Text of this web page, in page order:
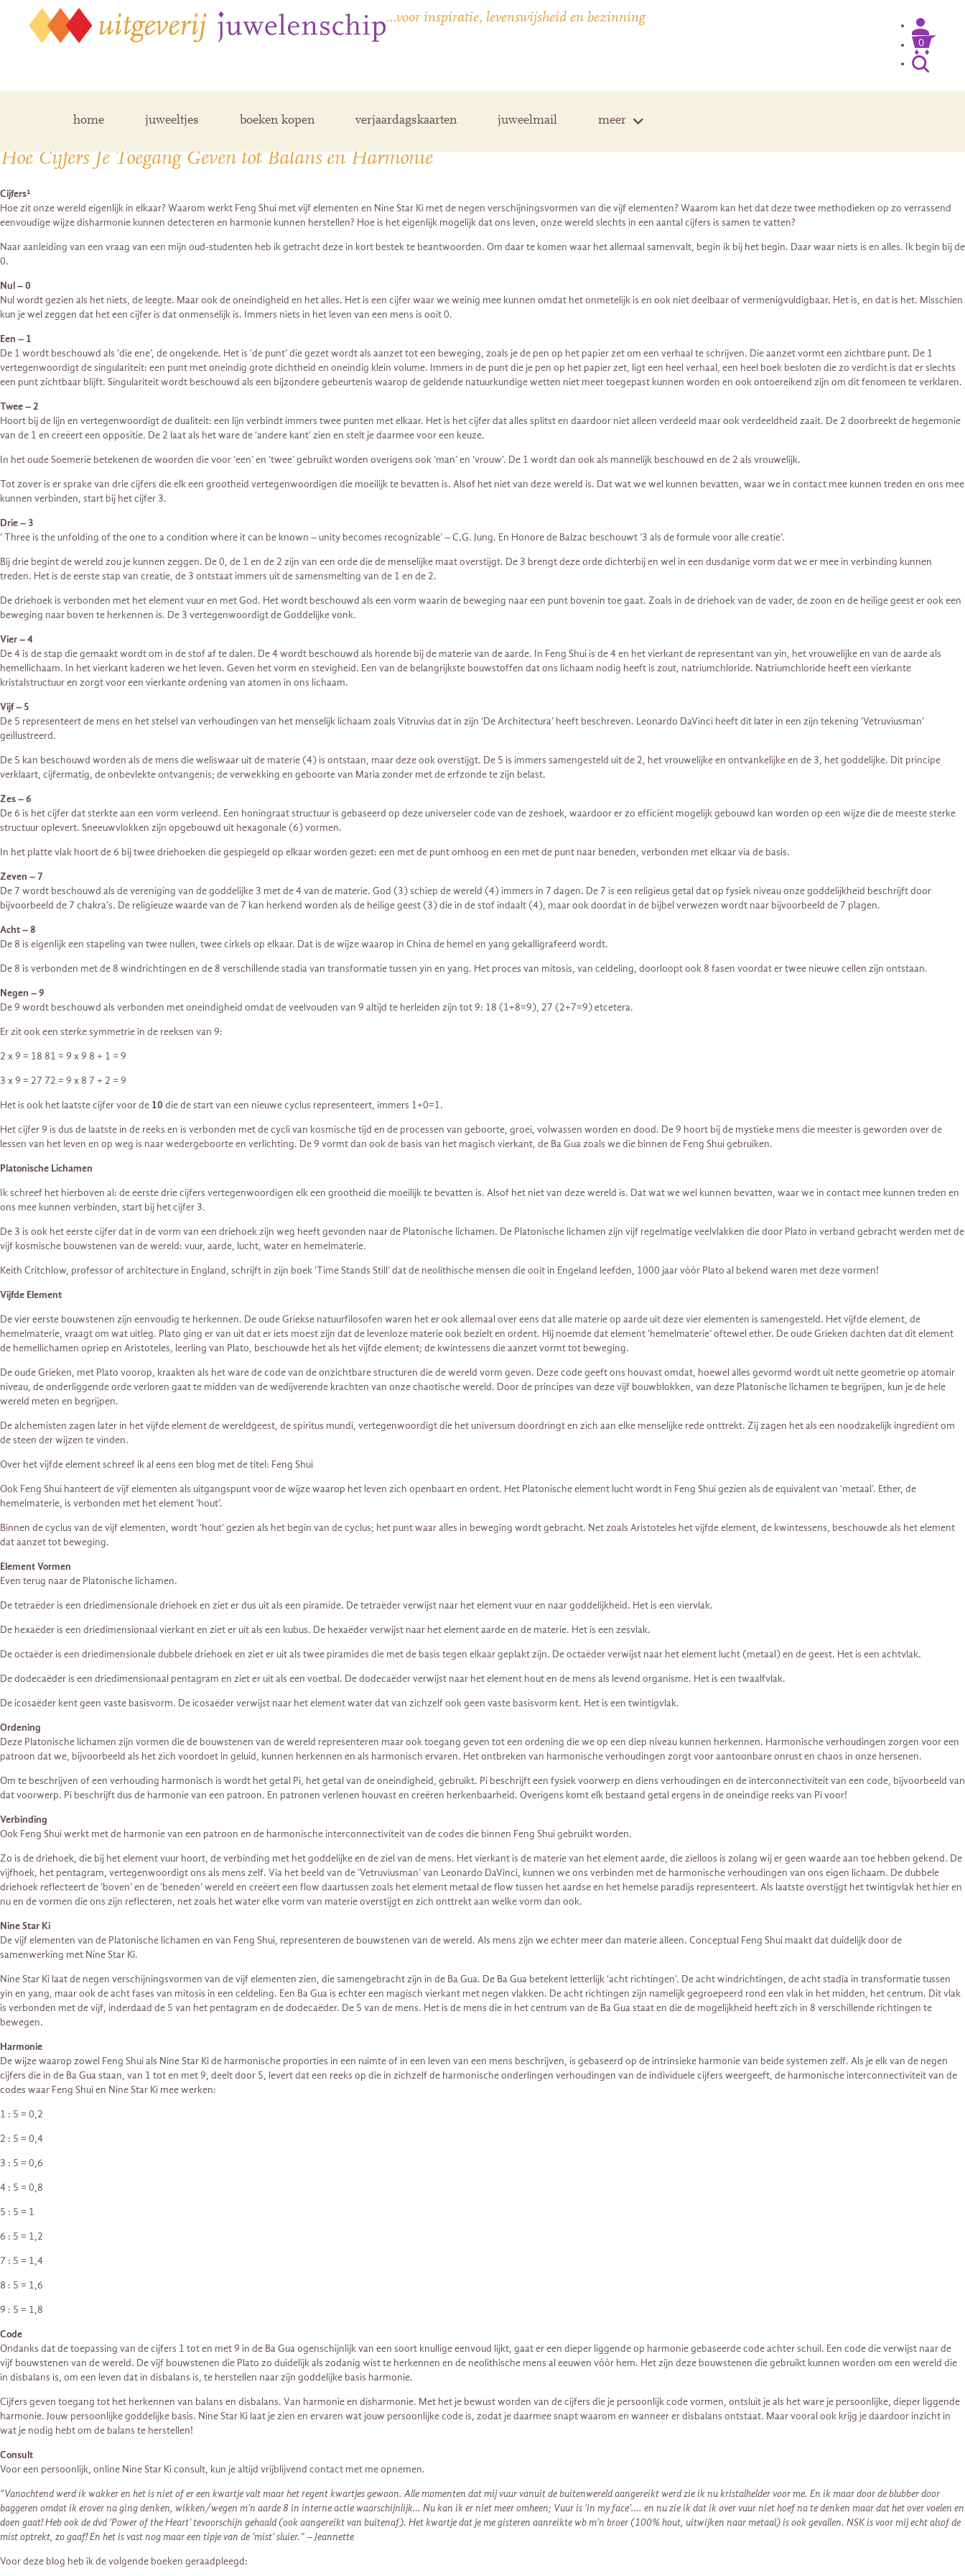
…voor inspiratie, levenswijsheid en bezinning
0
home juweeltjes boeken kopen verjaardagskaarten juweelmail meer
Posts Tagged ‘Feng Shui’
Hoe Cijfers Je Toegang Geven tot Balans en Harmonie
Cijfers¹
Hoe zit onze wereld eigenlijk in elkaar? Waarom werkt Feng Shui met vijf elementen en Nine Star Ki met de negen verschijningsvormen van die vijf elementen? Waarom kan het dat deze twee methodieken op zo verrassend
eenvoudige wijze disharmonie kunnen detecteren en harmonie kunnen herstellen? Hoe is het eigenlijk mogelijk dat ons leven, onze wereld slechts in een aantal cijfers is samen te vatten?
Naar aanleiding van een vraag van een mijn oud-studenten heb ik getracht deze in kort bestek te beantwoorden. Om daar te komen waar het allemaal samenvalt, begin ik bij het begin. Daar waar niets is en alles. Ik begin bij de
0.
Nul – 0
Nul wordt gezien als het niets, de leegte. Maar ook de oneindigheid en het alles. Het is een cijfer waar we weinig mee kunnen omdat het onmetelijk is en ook niet deelbaar of vermenigvuldigbaar. Het is, en dat is het. Misschien
kun je wel zeggen dat het een cijfer is dat onmenselijk is. Immers niets in het leven van een mens is ooit 0.
Een – 1
De 1 wordt beschouwd als ‘die ene’, de ongekende. Het is ‘de punt’ die gezet wordt als aanzet tot een beweging, zoals je de pen op het papier zet om een verhaal te schrijven. Die aanzet vormt een zichtbare punt. De 1
vertegenwoordigt de singulariteit: een punt met oneindig grote dichtheid en oneindig klein volume. Immers in de punt die je pen op het papier zet, ligt een heel verhaal, een heel boek besloten die zo verdicht is dat er slechts
een punt zichtbaar blijft. Singulariteit wordt beschouwd als een bijzondere gebeurtenis waarop de geldende natuurkundige wetten niet meer toegepast kunnen worden en ook ontoereikend zijn om dit fenomeen te verklaren.
Twee – 2
Hoort bij de lijn en vertegenwoordigt de dualiteit: een lijn verbindt immers twee punten met elkaar. Het is het cijfer dat alles splitst en daardoor niet alleen verdeeld maar ook verdeeldheid zaait. De 2 doorbreekt de hegemonie
van de 1 en creëert een oppositie. De 2 laat als het ware de ‘andere kant’ zien en stelt je daarmee voor een keuze.
In het oude Soemerië betekenen de woorden die voor ‘een’ en ‘twee’ gebruikt worden overigens ook ‘man’ en ‘vrouw’. De 1 wordt dan ook als mannelijk beschouwd en de 2 als vrouwelijk.
Tot zover is er sprake van drie cijfers die elk een grootheid vertegenwoordigen die moeilijk te bevatten is. Alsof het niet van deze wereld is. Dat wat we wel kunnen bevatten, waar we in contact mee kunnen treden en ons mee
kunnen verbinden, start bij het cijfer 3.
Drie – 3
‘ Three is the unfolding of the one to a condition where it can be known – unity becomes recognizable’ – C.G. Jung. En Honore de Balzac beschouwt ‘3 als de formule voor alle creatie’.
Bij drie begint de wereld zou je kunnen zeggen. De 0, de 1 en de 2 zijn van een orde die de menselijke maat overstijgt. De 3 brengt deze orde dichterbij en wel in een dusdanige vorm dat we er mee in verbinding kunnen
treden. Het is de eerste stap van creatie, de 3 ontstaat immers uit de samensmelting van de 1 en de 2.
De driehoek is verbonden met het element vuur en met God. Het wordt beschouwd als een vorm waarin de beweging naar een punt bovenin toe gaat. Zoals in de driehoek van de vader, de zoon en de heilige geest er ook een
beweging naar boven te herkennen is. De 3 vertegenwoordigt de Goddelijke vonk.
Vier – 4
De 4 is de stap die gemaakt wordt om in de stof af te dalen. De 4 wordt beschouwd als horende bij de materie van de aarde. In Feng Shui is de 4 en het vierkant de representant van yin, het vrouwelijke en van de aarde als
hemellichaam. In het vierkant kaderen we het leven. Geven het vorm en stevigheid. Een van de belangrijkste bouwstoffen dat ons lichaam nodig heeft is zout, natriumchloride. Natriumchloride heeft een vierkante
kristalstructuur en zorgt voor een vierkante ordening van atomen in ons lichaam.
Vijf – 5
De 5 representeert de mens en het stelsel van verhoudingen van het menselijk lichaam zoals Vitruvius dat in zijn ‘De Architectura’ heeft beschreven. Leonardo DaVinci heeft dit later in een zijn tekening ‘Vetruviusman’
geïllustreerd.
De 5 kan beschouwd worden als de mens die weliswaar uit de materie (4) is ontstaan, maar deze ook overstijgt. De 5 is immers samengesteld uit de 2, het vrouwelijke en ontvankelijke en de 3, het goddelijke. Dit principe
verklaart, cijfermatig, de onbevlekte ontvangenis; de verwekking en geboorte van Maria zonder met de erfzonde te zijn belast.
Zes – 6
De 6 is het cijfer dat sterkte aan een vorm verleend. Een honingraat structuur is gebaseerd op deze universeler code van de zeshoek, waardoor er zo efficiënt mogelijk gebouwd kan worden op een wijze die de meeste sterke
structuur oplevert. Sneeuwvlokken zijn opgebouwd uit hexagonale (6) vormen.
In het platte vlak hoort de 6 bij twee driehoeken die gespiegeld op elkaar worden gezet: een met de punt omhoog en een met de punt naar beneden, verbonden met elkaar via de basis.
Zeven – 7
De 7 wordt beschouwd als de vereniging van de goddelijke 3 met de 4 van de materie. God (3) schiep de wereld (4) immers in 7 dagen. De 7 is een religieus getal dat op fysiek niveau onze goddelijkheid beschrijft door
bijvoorbeeld de 7 chakra’s. De religieuze waarde van de 7 kan herkend worden als de heilige geest (3) die in de stof indaalt (4), maar ook doordat in de bijbel verwezen wordt naar bijvoorbeeld de 7 plagen.
Acht – 8
De 8 is eigenlijk een stapeling van twee nullen, twee cirkels op elkaar. Dat is de wijze waarop in China de hemel en yang gekalligrafeerd wordt.
De 8 is verbonden met de 8 windrichtingen en de 8 verschillende stadia van transformatie tussen yin en yang. Het proces van mitosis, van celdeling, doorloopt ook 8 fasen voordat er twee nieuwe cellen zijn ontstaan.
Negen – 9
De 9 wordt beschouwd als verbonden met oneindigheid omdat de veelvouden van 9 altijd te herleiden zijn tot 9: 18 (1+8=9), 27 (2+7=9) etcetera.
Er zit ook een sterke symmetrie in de reeksen van 9:
2 x 9 = 18 81 = 9 x 9 8 + 1 = 9
3 x 9 = 27 72 = 9 x 8 7 + 2 = 9
Het is ook het laatste cijfer voor de 10 die de start van een nieuwe cyclus representeert, immers 1+0=1.
Het cijfer 9 is dus de laatste in de reeks en is verbonden met de cycli van kosmische tijd en de processen van geboorte, groei, volwassen worden en dood. De 9 hoort bij de mystieke mens die meester is geworden over de
lessen van het leven en op weg is naar wedergeboorte en verlichting. De 9 vormt dan ook de basis van het magisch vierkant, de Ba Gua zoals we die binnen de Feng Shui gebruiken.
Platonische Lichamen
Ik schreef het hierboven al: de eerste drie cijfers vertegenwoordigen elk een grootheid die moeilijk te bevatten is. Alsof het niet van deze wereld is. Dat wat we wel kunnen bevatten, waar we in contact mee kunnen treden en
ons mee kunnen verbinden, start bij het cijfer 3.
De 3 is ook het eerste cijfer dat in de vorm van een driehoek zijn weg heeft gevonden naar de Platonische lichamen. De Platonische lichamen zijn vijf regelmatige veelvlakken die door Plato in verband gebracht werden met de
vijf kosmische bouwstenen van de wereld: vuur, aarde, lucht, water en hemelmaterie.
Keith Critchlow, professor of architecture in England, schrijft in zijn boek ‘Time Stands Still’ dat de neolithische mensen die ooit in Engeland leefden, 1000 jaar vóór Plato al bekend waren met deze vormen!
Vijfde Element
De vier eerste bouwstenen zijn eenvoudig te herkennen. De oude Griekse natuurfilosofen waren het er ook allemaal over eens dat alle materie op aarde uit deze vier elementen is samengesteld. Het vijfde element, de
hemelmaterie, vraagt om wat uitleg. Plato ging er van uit dat er iets moest zijn dat de levenloze materie ook bezielt en ordent. Hij noemde dat element ‘hemelmaterie’ oftewel ether. De oude Grieken dachten dat dit element
de hemellichamen opriep en Aristoteles, leerling van Plato, beschouwde het als het vijfde element; de kwintessens die aanzet vormt tot beweging.
De oude Grieken, met Plato voorop, kraakten als het ware de code van de onzichtbare structuren die de wereld vorm geven. Deze code geeft ons houvast omdat, hoewel alles gevormd wordt uit nette geometrie op atomair
niveau, de onderliggende orde verloren gaat te midden van de wedijverende krachten van onze chaotische wereld. Door de principes van deze vijf bouwblokken, van deze Platonische lichamen te begrijpen, kun je de hele
wereld meten en begrijpen.
De alchemisten zagen later in het vijfde element de wereldgeest, de spiritus mundi, vertegenwoordigt die het universum doordringt en zich aan elke menselijke rede onttrekt. Zij zagen het als een noodzakelijk ingrediënt om
de steen der wijzen te vinden.
Over het vijfde element schreef ik al eens een blog met de titel: Feng Shui
Ook Feng Shui hanteert de vijf elementen als uitgangspunt voor de wijze waarop het leven zich openbaart en ordent. Het Platonische element lucht wordt in Feng Shui gezien als de equivalent van ‘metaal’. Ether, de
hemelmaterie, is verbonden met het element ‘hout’.
Binnen de cyclus van de vijf elementen, wordt ‘hout’ gezien als het begin van de cyclus; het punt waar alles in beweging wordt gebracht. Net zoals Aristoteles het vijfde element, de kwintessens, beschouwde als het element
dat aanzet tot beweging.
Element Vormen
Even terug naar de Platonische lichamen.
De tetraëder is een driedimensionale driehoek en ziet er dus uit als een piramide. De tetraëder verwijst naar het element vuur en naar goddelijkheid. Het is een viervlak.
De hexaëder is een driedimensionaal vierkant en ziet er uit als een kubus. De hexaëder verwijst naar het element aarde en de materie. Het is een zesvlak.
De octaëder is een driedimensionale dubbele driehoek en ziet er uit als twee piramides die met de basis tegen elkaar geplakt zijn. De octaëder verwijst naar het element lucht (metaal) en de geest. Het is een achtvlak.
De dodecaëder is een driedimensionaal pentagram en ziet er uit als een voetbal. De dodecaëder verwijst naar het element hout en de mens als levend organisme. Het is een twaalfvlak.
De icosaëder kent geen vaste basisvorm. De icosaëder verwijst naar het element water dat van zichzelf ook geen vaste basisvorm kent. Het is een twintigvlak.
Ordening
Deze Platonische lichamen zijn vormen die de bouwstenen van de wereld representeren maar ook toegang geven tot een ordening die we op een diep niveau kunnen herkennen. Harmonische verhoudingen zorgen voor een
patroon dat we, bijvoorbeeld als het zich voordoet in geluid, kunnen herkennen en als harmonisch ervaren. Het ontbreken van harmonische verhoudingen zorgt voor aantoonbare onrust en chaos in onze hersenen.
Om te beschrijven of een verhouding harmonisch is wordt het getal Pi, het getal van de oneindigheid, gebruikt. Pi beschrijft een fysiek voorwerp en diens verhoudingen en de interconnectiviteit van een code, bijvoorbeeld van
dat voorwerp. Pi beschrijft dus de harmonie van een patroon. En patronen verlenen houvast en creëren herkenbaarheid. Overigens komt elk bestaand getal ergens in de oneindige reeks van Pi voor!
Verbinding
Ook Feng Shui werkt met de harmonie van een patroon en de harmonische interconnectiviteit van de codes die binnen Feng Shui gebruikt worden.
Zo is de driehoek, die bij het element vuur hoort, de verbinding met het goddelijke en de ziel van de mens. Het vierkant is de materie van het element aarde, die zielloos is zolang wij er geen waarde aan toe hebben gekend. De
vijfhoek, het pentagram, vertegenwoordigt ons als mens zelf. Via het beeld van de ‘Vetruviusman’ van Leonardo DaVinci, kunnen we ons verbinden met de harmonische verhoudingen van ons eigen lichaam. De dubbele
driehoek reflecteert de ‘boven’ en de ‘beneden’ wereld en creëert een flow daartussen zoals het element metaal de flow tussen het aardse en het hemelse paradijs representeert. Als laatste overstijgt het twintigvlak het hier en
nu en de vormen die ons zijn reflecteren, net zoals het water elke vorm van materie overstijgt en zich onttrekt aan welke vorm dan ook.
Nine Star Ki
De vijf elementen van de Platonische lichamen en van Feng Shui, representeren de bouwstenen van de wereld. Als mens zijn we echter meer dan materie alleen. Conceptual Feng Shui maakt dat duidelijk door de
samenwerking met Nine Star Ki.
Nine Star Ki laat de negen verschijningsvormen van de vijf elementen zien, die samengebracht zijn in de Ba Gua. De Ba Gua betekent letterlijk ‘acht richtingen’. De acht windrichtingen, de acht stadia in transformatie tussen
yin en yang, maar ook de acht fases van mitosis in een celdeling. Een Ba Gua is echter een magisch vierkant met negen vlakken. De acht richtingen zijn namelijk gegroepeerd rond een vlak in het midden, het centrum. Dit vlak
is verbonden met de vijf, inderdaad de 5 van het pentagram en de dodecaëder. De 5 van de mens. Het is de mens die in het centrum van de Ba Gua staat en die de mogelijkheid heeft zich in 8 verschillende richtingen te
bewegen.
Harmonie
De wijze waarop zowel Feng Shui als Nine Star Ki de harmonische proporties in een ruimte of in een leven van een mens beschrijven, is gebaseerd op de intrinsieke harmonie van beide systemen zelf. Als je elk van de negen
cijfers die in de Ba Gua staan, van 1 tot en met 9, deelt door 5, levert dat een reeks op die in zichzelf de harmonische onderlingen verhoudingen van de individuele cijfers weergeeft, de harmonische interconnectiviteit van de
codes waar Feng Shui en Nine Star Ki mee werken:
1 : 5 = 0,2
2 : 5 = 0,4
3 : 5 = 0,6
4 : 5 = 0,8
5 : 5 = 1
6 : 5 = 1,2
7 : 5 = 1,4
8 : 5 = 1,6
9 : 5 = 1,8
Code
Ondanks dat de toepassing van de cijfers 1 tot en met 9 in de Ba Gua ogenschijnlijk van een soort knullige eenvoud lijkt, gaat er een dieper liggende op harmonie gebaseerde code achter schuil. Een code die verwijst naar de
vijf bouwstenen van de wereld. De vijf bouwstenen die Plato zo duidelijk als zodanig wist te herkennen en de neolithische mens al eeuwen vóór hem. Het zijn deze bouwstenen die gebruikt kunnen worden om een wereld die
in disbalans is, om een leven dat in disbalans is, te herstellen naar zijn goddelijke basis harmonie.
Cijfers geven toegang tot het herkennen van balans en disbalans. Van harmonie en disharmonie. Met het je bewust worden van de cijfers die je persoonlijk code vormen, ontsluit je als het ware je persoonlijke, dieper liggende
harmonie. Jouw persoonlijke goddelijke basis. Nine Star Ki laat je zien en ervaren wat jouw persoonlijke code is, zodat je daarmee snapt waarom en wanneer er disbalans ontstaat. Maar vooral ook krijg je daardoor inzicht in
wat je nodig hebt om de balans te herstellen!
Consult
Voor een persoonlijk, online Nine Star Ki consult, kun je altijd vrijblijvend contact met me opnemen.
“Vanochtend werd ik wakker en het is niet of er een kwartje valt maar het regent kwartjes gewoon. Alle momenten dat mij vuur vanuit de buitenwereld aangereikt werd zie ik nu kristalhelder voor me. En ik maar door de blubber door
baggeren omdat ik erover na ging denken, wikken/wegen m’n aarde 8 in interne actie waarschijnlijk… Nu kan ik er niet meer omheen; Vuur is ‘in my face’…. en nu zie ik dat ik over vuur niet hoef na te denken maar dat het over voelen en
doen gaat! Heb ook de dvd ‘Power of the Heart’ tevoorschijn gehaald (ook aangereikt van buitenaf). Het kwartje dat je me gisteren aanreikte wb m’n broer (100% hout, uitwijken naar metaal) is ook gevallen. NSK is voor mij echt alsof de
mist optrekt, zo gaaf! En het is vast nog maar een tipje van de ‘mist’ sluier.” – Jeannette
Voor deze blog heb ik de volgende boeken geraadpleegd: